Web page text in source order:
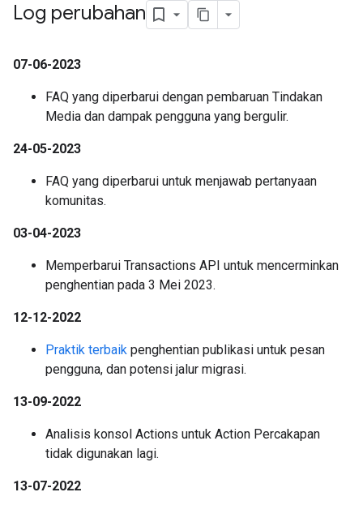
Log perubahan
07-06-2023
FAQ yang diperbarui dengan pembaruan Tindakan
Media dan dampak pengguna yang bergulir.
24-05-2023
FAQ yang diperbarui untuk menjawab pertanyaan
komunitas.
03-04-2023
Memperbarui Transactions API untuk mencerminkan
penghentian pada 3 Mei 2023.
12-12-2022
Praktik terbaik penghentian publikasi untuk pesan
pengguna, dan potensi jalur migrasi.
13-09-2022
Analisis konsol Actions untuk Action Percakapan
tidak digunakan lagi.
13-07-2022